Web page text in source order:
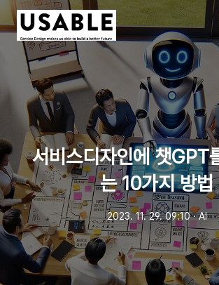
서비스디자인에 챗GPT
는 10가지 방법
2023. 11. 29. 09:10ㆍAI